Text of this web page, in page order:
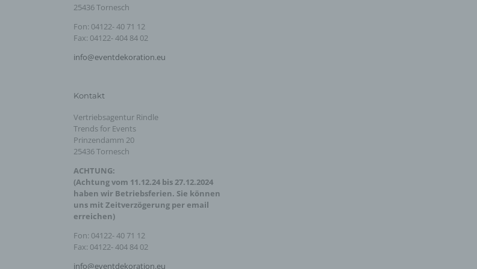
25436 Tornesch
Fon: 04122- 40 71 12
Fax: 04122- 404 84 02
info@eventdekoration.eu
Kontakt
Vertriebsagentur Rindle
Trends for Events
Prinzendamm 20
25436 Tornesch
ACHTUNG:
(Achtung vom 11.12.24 bis 27.12.2024
haben wir Betriebsferien. Sie können
uns mit Zeitverzögerung per email
erreichen)
Fon: 04122- 40 71 12
Fax: 04122- 404 84 02
info@eventdekoration.eu